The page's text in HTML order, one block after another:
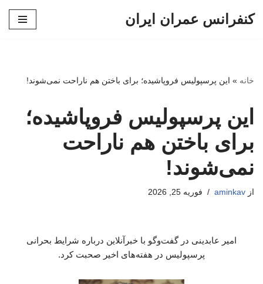
کنفرانس عمران ایران
خانه » این پرسپولیس فروپاشیده؛ برای باختن هم ناراحت نمی‌شوند!
این پرسپولیس فروپاشیده؛
برای باختن هم ناراحت
نمی‌شوند!
از aminkav فوریه 25, 2026
امیر عابدینی در گفت‌وگو با خبرآنلاین درباره شرایط بحرانی
پرسپولیس در هفته‌های اخیر صحبت کرد.